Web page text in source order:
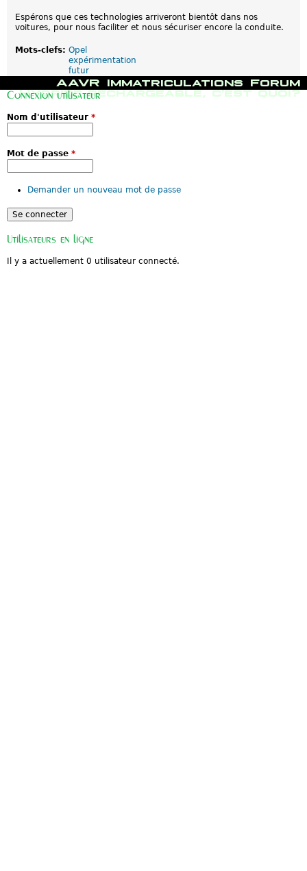
Espérons que ces technologies arriveront bientôt dans nos
voitures, pour nous faciliter et nous sécuriser encore la conduite.
Mots-clefs: Opel
expérimentation
futur
M
e
p
Forum
Immatriculations
AAVR
Hybride rechargeable, c'est quoi?
Connexion utilisateur
Nom d'utilisateur *
Mot de passe *
Demander un nouveau mot de passe
Utilisateurs en ligne
Il y a actuellement 0 utilisateur connecté.